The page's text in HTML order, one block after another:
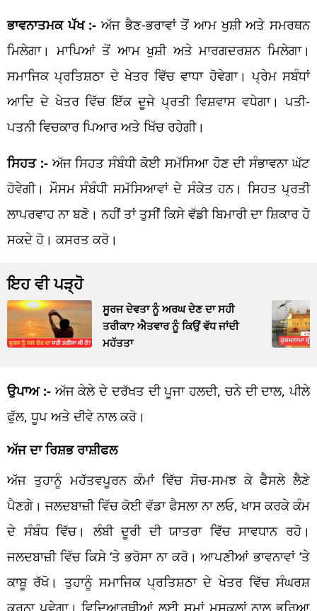
ਭਾਵਨਾਤਮਕ ਪੱਖ :- ਅੱਜ ਭੈਣ-ਭਰਾਵਾਂ ਤੋਂ ਆਮ ਖੁਸ਼ੀ ਅਤੇ ਸਮਰਥਨ
ਮਿਲੇਗਾ। ਮਾਪਿਆਂ ਤੋਂ ਆਮ ਖੁਸ਼ੀ ਅਤੇ ਮਾਰਗਦਰਸ਼ਨ ਮਿਲੇਗਾ।
ਸਮਾਜਿਕ ਪ੍ਰਤਿਸ਼ਠਾ ਦੇ ਖੇਤਰ ਵਿੱਚ ਵਾਧਾ ਹੋਵੇਗਾ। ਪ੍ਰੇਮ ਸਬੰਧਾਂ
ਆਦਿ ਦੇ ਖੇਤਰ ਵਿੱਚ ਇੱਕ ਦੂਜੇ ਪ੍ਰਤੀ ਵਿਸ਼ਵਾਸ ਵਧੇਗਾ। ਪਤੀ-
ਪਤਨੀ ਵਿਚਕਾਰ ਪਿਆਰ ਅਤੇ ਖਿੱਚ ਰਹੇਗੀ।
ਸਿਹਤ :-ਅੱਜ ਸਿਹਤ ਸੰਬੰਧੀ ਕੋਈ ਸਮੱਸਿਆ ਹੋਣ ਦੀ ਸੰਭਾਵਨਾ ਘੱਟ
ਹੋਵੇਗੀ। ਮੌਸਮ ਸੰਬੰਧੀ ਸਮੱਸਿਆਵਾਂ ਦੇ ਸੰਕੇਤ ਹਨ। ਸਿਹਤ ਪ੍ਰਤੀ
ਲਾਪਰਵਾਹ ਨਾ ਬਣੋ। ਨਹੀਂ ਤਾਂ ਤੁਸੀਂ ਕਿਸੇ ਵੱਡੀ ਬਿਮਾਰੀ ਦਾ ਸ਼ਿਕਾਰ ਹੋ
ਸਕਦੇ ਹੋ। ਕਸਰਤ ਕਰੋ।
ਇਹ ਵੀ ਪੜ੍ਹੋ
ਸੂਰਜ ਦੇਵਤਾ ਨੂੰ ਅਰਘ ਦੇਣ ਦਾ ਸਹੀ
ਤਰੀਕਾ? ਐਤਵਾਰ ਨੂੰ ਕਿਉਂ ਵੱਧ ਜਾਂਦੀ
ਮਹੱਤਤਾ
ਉਪਾਅ :-ਅੱਜ ਕੇਲੇ ਦੇ ਦਰੱਖਤ ਦੀ ਪੂਜਾ ਹਲਦੀ, ਚਨੇ ਦੀ ਦਾਲ, ਪੀਲੇ
ਫੁੱਲ, ਧੂਪ ਅਤੇ ਦੀਵੇ ਨਾਲ ਕਰੋ।
ਅੱਜ ਦਾ ਰਿਸ਼ਭ ਰਾਸ਼ੀਫਲ
ਅੱਜ ਤੁਹਾਨੂੰ ਮਹੱਤਵਪੂਰਨ ਕੰਮਾਂ ਵਿੱਚ ਸੋਚ-ਸਮਝ ਕੇ ਫੈਸਲੇ ਲੈਣੇ
ਪੈਣਗੇ। ਜਲਦਬਾਜ਼ੀ ਵਿੱਚ ਕੋਈ ਵੱਡਾ ਫੈਸਲਾ ਨਾ ਲਓ, ਖਾਸ ਕਰਕੇ ਕੰਮ
ਦੇ ਸੰਬੰਧ ਵਿੱਚ। ਲੰਬੀ ਦੂਰੀ ਦੀ ਯਾਤਰਾ ਵਿੱਚ ਸਾਵਧਾਨ ਰਹੋ।
ਜਲਦਬਾਜ਼ੀ ਵਿੱਚ ਕਿਸੇ ‘ਤੇ ਭਰੋਸਾ ਨਾ ਕਰੋ। ਆਪਣੀਆਂ ਭਾਵਨਾਵਾਂ ‘ਤੇ
ਕਾਬੂ ਰੱਖੋ। ਤੁਹਾਨੂੰ ਸਮਾਜਿਕ ਪ੍ਰਤਿਸ਼ਠਾ ਦੇ ਖੇਤਰ ਵਿੱਚ ਸੰਘਰਸ਼
ਕਰਨਾ ਪਵੇਗਾ। ਵਿਦਿਆਰਥੀਆਂ ਲਈ ਸਮਾਂ ਮੁਸ਼ਕਲਾਂ ਨਾਲ ਭਰਿਆ